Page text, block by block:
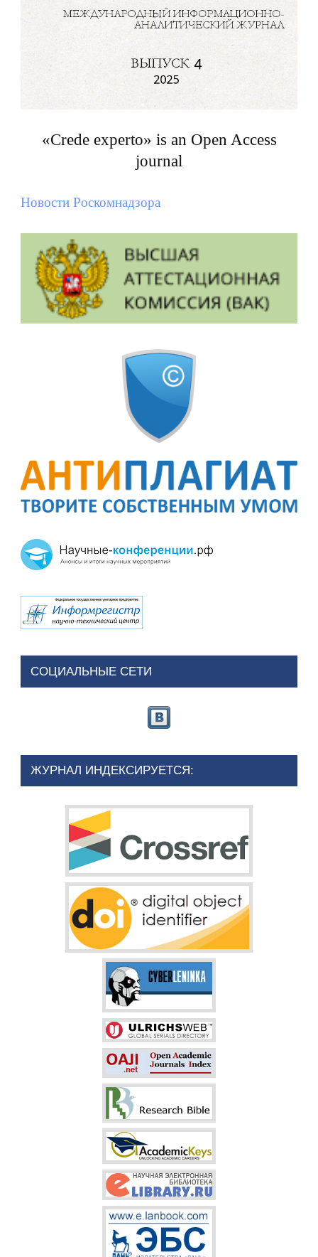
«Crede experto» is an Open Access
journal
Новости Роскомнадзора
СОЦИАЛЬНЫЕ СЕТИ
ЖУРНАЛ ИНДЕКСИРУЕТСЯ: